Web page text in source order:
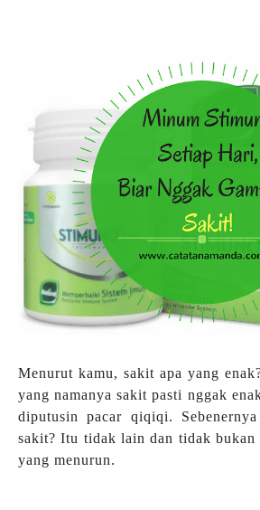
Menurut kamu, sakit apa yang
yang namanya sakit pasti nggak
diputusin pacar qiqiqi.
sakit? Itu tidak lain dan tidak bukan
yang menurun.